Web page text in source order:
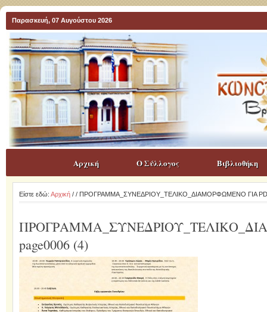
Παρασκευή, 07 Αυγούστου 2026
Αρχική Ο Σύλλογος Βιβλιοθήκη
Είστε εδώ: Αρχική/ / ΠΡΟΓΡΑΜΜΑ_ΣΥΝΕΔΡΙΟΥ_ΤΕΛΙΚΟ_ΔΙΑΜΟΡΦΩΜΕΝΟ ΓΙΑ
page0006 (4)